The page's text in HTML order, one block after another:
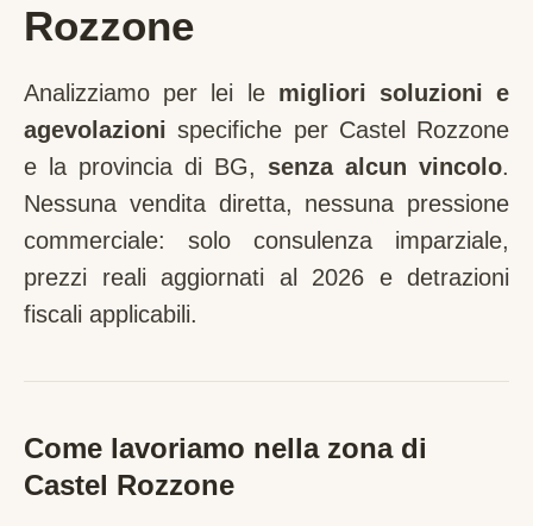
Rozzone
Analizziamo per lei le migliori soluzioni e
agevolazioni specifiche per Castel Rozzone
e la provincia di BG, senza alcun vincolo.
Nessuna vendita diretta, nessuna pressione
commerciale: solo consulenza imparziale,
prezzi reali aggiornati al 2026 e detrazioni
fiscali applicabili.
Come lavoriamo nella zona di
Castel Rozzone